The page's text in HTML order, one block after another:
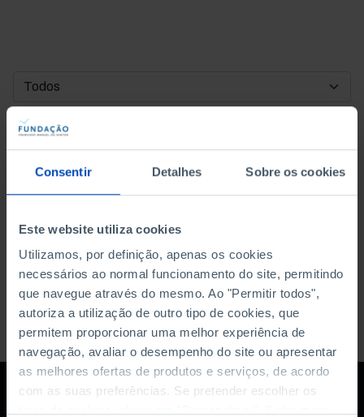
Consentir Detalhes Sobre os cookies
Este website utiliza cookies
Utilizamos, por definição, apenas os cookies
necessários ao normal funcionamento do site, permitindo
que navegue através do mesmo. Ao "Permitir todos",
autoriza a utilização de outro tipo de cookies, que
permitem proporcionar uma melhor experiência de
navegação, avaliar o desempenho do site ou apresentar
as melhores ofertas de produtos e serviços, de acordo
com as suas preferências. Se pretender escolher os
DATA DE INÍCIO
DATA DE FIM